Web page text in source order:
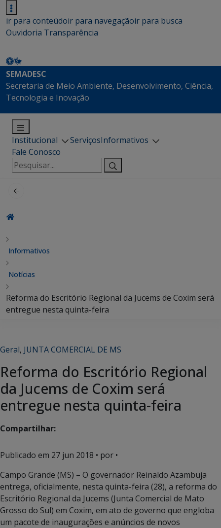
ir para conteúdoir para navegaçãoir para busca
Ouvidoria Transparência
SEMADESC
Secretaria de Meio Ambiente, Desenvolvimento, Ciência,
Tecnologia e Inovação
Institucional ServiçosInformativos
Fale Conosco
Pesquisar
por:
Informativos
Notícias
Reforma do Escritório Regional da Jucems de Coxim será
entregue nesta quinta-feira
Geral, JUNTA COMERCIAL DE MS
Reforma do Escritório Regional
da Jucems de Coxim será
entregue nesta quinta-feira
Compartilhar:
Publicado em 27 jun 2018 • por •
Campo Grande (MS) – O governador Reinaldo Azambuja
entrega, oficialmente, nesta quinta-feira (28), a reforma do
Escritório Regional da Jucems (Junta Comercial de Mato
Grosso do Sul) em Coxim, em ato de governo que engloba
um pacote de inaugurações e anúncios de novos